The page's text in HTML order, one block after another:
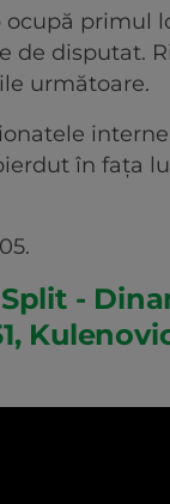
primul
de disputat.
următoare.
în faţa
-